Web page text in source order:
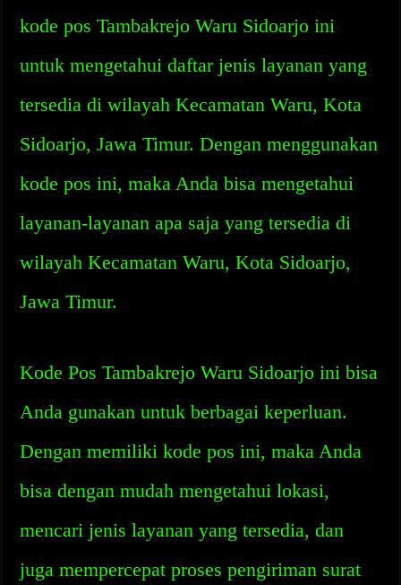
kode pos Tambakrejo Waru Sidoarjo ini
untuk mengetahui daftar jenis layanan yang
tersedia di wilayah Kecamatan Waru, Kota
Sidoarjo, Jawa Timur. Dengan menggunakan
kode pos ini, maka Anda bisa mengetahui
layanan-layanan apa saja yang tersedia di
wilayah Kecamatan Waru, Kota Sidoarjo,
Jawa Timur.
Kode Pos Tambakrejo Waru Sidoarjo ini bisa
Anda gunakan untuk berbagai keperluan.
Dengan memiliki kode pos ini, maka Anda
bisa dengan mudah mengetahui lokasi,
mencari jenis layanan yang tersedia, dan
juga mempercepat proses pengiriman surat